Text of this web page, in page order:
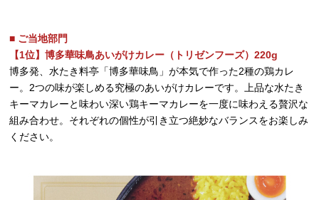
■ ご当地部門
【1位】博多華味鳥あいがけカレー（トリゼンフーズ）220g
博多発、水たき料亭「博多華味鳥」が本気で作った2種の鶏カレ
ー。2つの味が楽しめる究極のあいがけカレーです。上品な水たき
キーマカレーと味わい深い鶏キーマカレーを一度に味わえる贅沢な
組み合わせ。それぞれの個性が引き立つ絶妙なバランスをお楽しみ
ください。